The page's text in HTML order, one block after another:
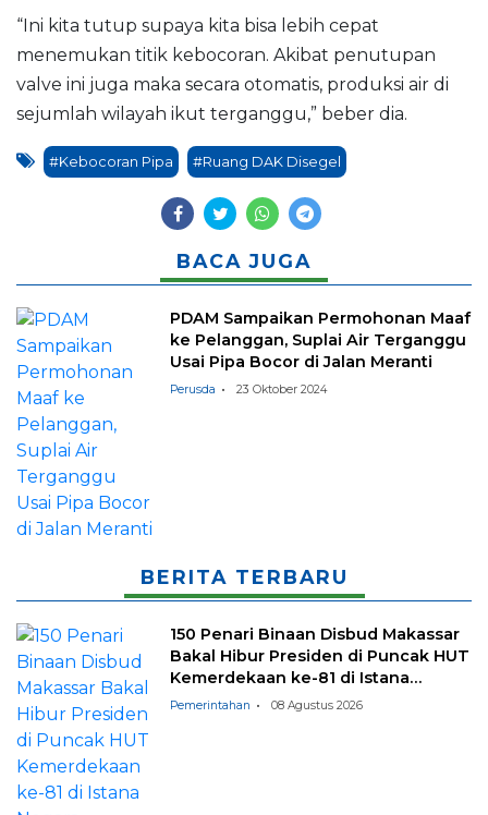
“Ini kita tutup supaya kita bisa lebih cepat
menemukan titik kebocoran. Akibat penutupan
valve ini juga maka secara otomatis, produksi air di
sejumlah wilayah ikut terganggu,” beber dia.
#Kebocoran Pipa #Ruang DAK Disegel
BACA JUGA
PDAM Sampaikan Permohonan Maaf
ke Pelanggan, Suplai Air Terganggu
Usai Pipa Bocor di Jalan Meranti
Perusda 23 Oktober 2024
BERITA TERBARU
150 Penari Binaan Disbud Makassar
Bakal Hibur Presiden di Puncak HUT
Kemerdekaan ke-81 di Istana
Negara
Pemerintahan 08 Agustus 2026